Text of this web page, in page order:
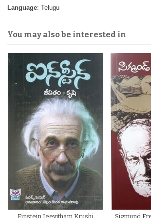
Language: Telugu
You may also be interested in
Einstein Jeevitham Krushi Sigmund